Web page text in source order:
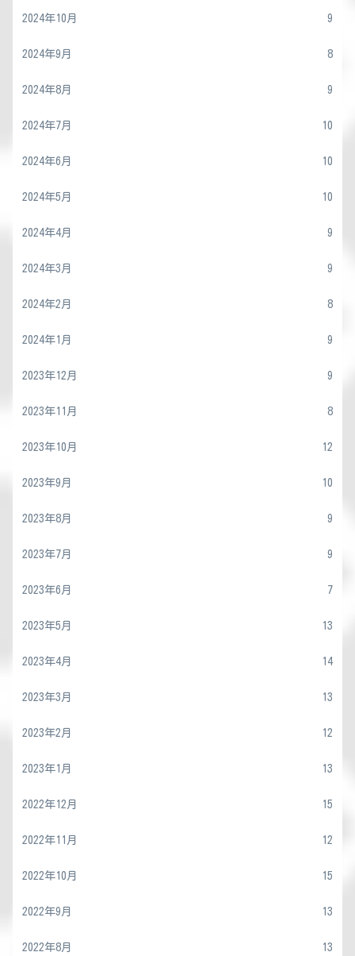
2024年10月 9
2024年9月 8
2024年8月 9
2024年7月 10
2024年6月 10
2024年5月 10
2024年4月 9
2024年3月 9
2024年2月 8
2024年1月 9
2023年12月 9
2023年11月 8
2023年10月 12
2023年9月 10
2023年8月 9
2023年7月 9
2023年6月 7
2023年5月 13
2023年4月 14
2023年3月 13
2023年2月 12
2023年1月 13
2022年12月 15
2022年11月 12
2022年10月 15
2022年9月 13
2022年8月 13